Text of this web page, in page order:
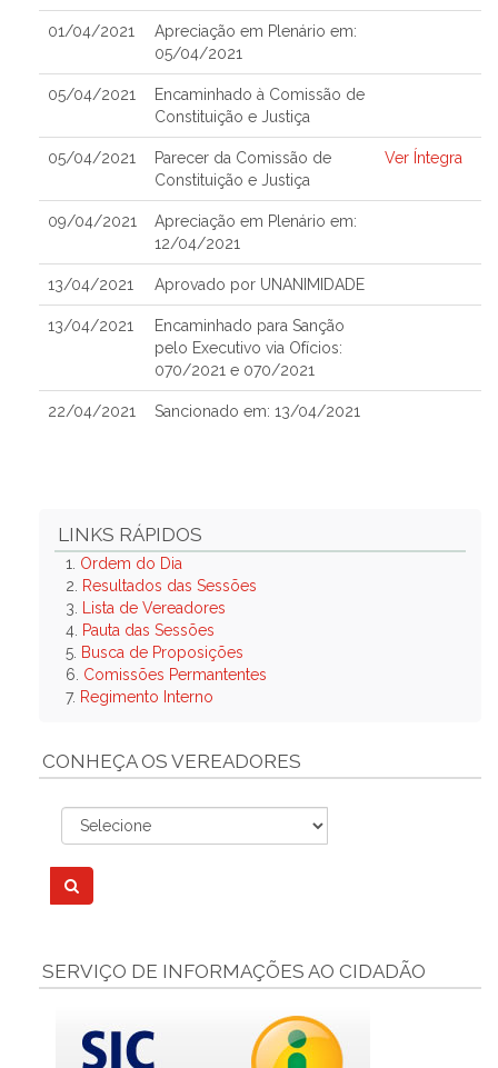
01/04/2021
Apreciação em Plenário em:
05/04/2021
05/04/2021
Encaminhado à Comissão de
Constituição e Justiça
05/04/2021
Parecer da Comissão de
Constituição e Justiça
Ver Íntegra
09/04/2021
Apreciação em Plenário em:
12/04/2021
13/04/2021 Aprovado por UNANIMIDADE
13/04/2021
Encaminhado para Sanção
pelo Executivo via Ofícios:
070/2021 e 070/2021
22/04/2021 Sancionado em: 13/04/2021
LINKS RÁPIDOS
1. Ordem do Dia
2.
Resultados das Sessões
3.
Lista de Vereadores
4. Pauta das Sessões
5. Busca de Proposições
6. Comissões Permantentes
7. Regimento Interno
CONHEÇA OS VEREADORES
SERVIÇO DE INFORMAÇÕES AO CIDADÃO